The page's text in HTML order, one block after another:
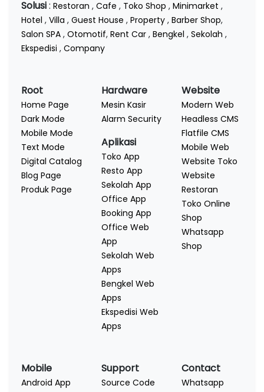
Solusi: Restoran , Cafe , Toko Shop , Minimarket ,
Hotel , Villa , Guest House , Property , Barber Shop,
Salon SPA , Otomotif, Rent Car , Bengkel , Sekolah ,
Ekspedisi , Company
Root
Home Page
Dark Mode
Mobile Mode
Text Mode
Digital Catalog
Blog Page
Produk Page
Hardware
Mesin Kasir
Alarm Security
Aplikasi
Toko App
Resto App
Sekolah App
Office App
Booking App
Office Web
App
Sekolah Web
Apps
Bengkel Web
Apps
Ekspedisi Web
Apps
Website
Modern Web
Headless CMS
Flatfile CMS
Mobile Web
Website Toko
Website
Restoran
Toko Online
Shop
Whatsapp
Shop
Mobile
Android App
Support
Source Code
Contact
Whatsapp